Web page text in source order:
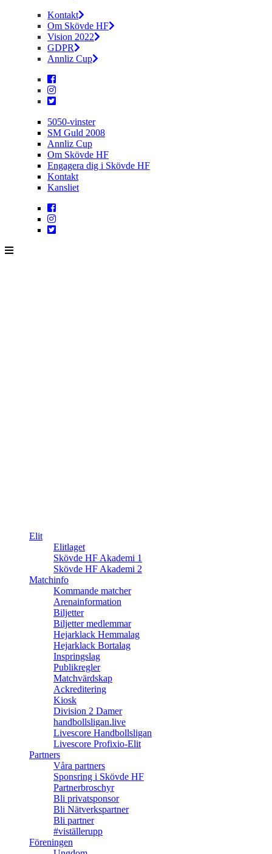
Kontakt
Om Skövde HF
Vision 2022
GDPR
Annliz Cup
5050-vinster
SM Guld 2008
Annliz Cup
Om Skövde HF
Engagera dig i Skövde HF
Kontakt
Kansliet
Elit
Elitlaget
Skövde HF Akademi 1
Skövde HF Akademi 2
Matchinfo
Kommande matcher
Arenainformation
Biljetter
Biljetter medlemmar
Hejarklack Hemmalag
Hejarklack Bortalag
Inspringslag
Publikregler
Matchvärdskap
Ackreditering
Kiosk
Division 2 Damer
handbollsligan.live
Livescore Handbollsligan
Livescore Profixio-Elit
Partners
Våra partners
Sponsring i Skövde HF
Partnerbroschyr
Bli privatsponsor
Bli Nätverkspartner
Bli partner
#viställerupp
Föreningen